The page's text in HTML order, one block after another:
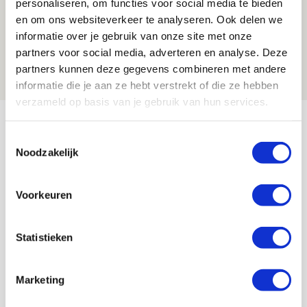
personaliseren, om functies voor social media te bieden
en om ons websiteverkeer te analyseren. Ook delen we
informatie over je gebruik van onze site met onze
partners voor social media, adverteren en analyse. Deze
partners kunnen deze gegevens combineren met andere
informatie die je aan ze hebt verstrekt of die ze hebben
verzameld op basis van je gebruik van hun services.
Noodzakelijk
Voorkeuren
Statistieken
Marketing
Is dit de laatste wallpaper van Godts in
de Johan Cruijff Arena?
Selectiedag ballenjongens/-meiden
11